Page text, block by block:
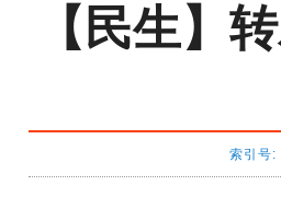
【民生】
索引